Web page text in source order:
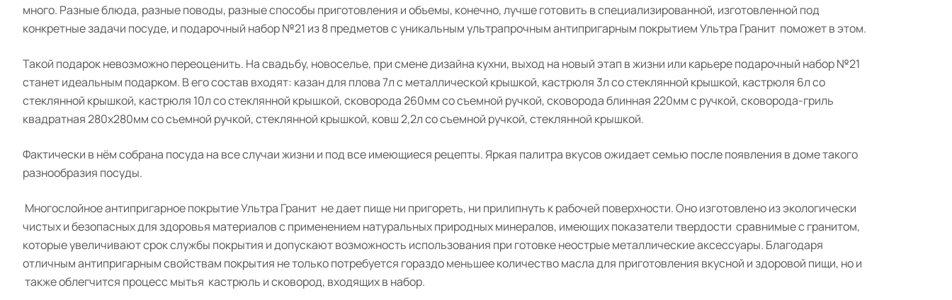
много. Разные блюда, разные поводы, разные способы приготовления и объемы, конечно, лучше готовить в специализированной, изготовленной под
конкретные задачи посуде, и подарочный набор №21 из 8 предметов с уникальнымультрапрочнымантипригарным покрытием Ультра Гранит поможет в этом.
Такой подарок невозможно переоценить. Насвадьбу, новоселье, при смене дизайна кухни, выход на новый этап в жизни или карьере подарочный набор №21
станет идеальным подарком. В его состав входят: казан для плова 7л с металлической крышкой, кастрюля 3л со стеклянной крышкой, кастрюля 6л со
стеклянной крышкой, кастрюля 10л со стеклянной крышкой, сковорода 260мм со съемной ручкой, сковорода блинная 220мм с ручкой, сковорода-гриль
квадратная 280х280мм со съемной ручкой, стеклянной крышкой, ковш 2,2л со съемной ручкой, стеклянной крышкой.
Фактически в нём собрана посуда на все случаи жизни и под все имеющиеся рецепты. Яркая палитра вкусов ожидает семью после появления в доме такого
разнообразия посуды.
Многослойное антипригарное покрытие Ультра Гранит недаетпищени пригореть, ни прилипнуть к рабочей поверхности. Оноизготовленоиз экологически
чистых и безопасных для здоровья материалов с применением натуральных природных минералов, имеющих показатели твердости сравнимые с гранитом,
которые увеличивают срок службы покрытия и допускают возможность использования при готовке неострые металлические аксессуары. Благодаря
отличным антипригарным свойствам покрытия не только потребуется гораздо меньшее количество масла для приготовления вкусной и здоровой пищи, но и
такжеоблегчится процесс мытья кастрюль и сковород, входящих в набор.